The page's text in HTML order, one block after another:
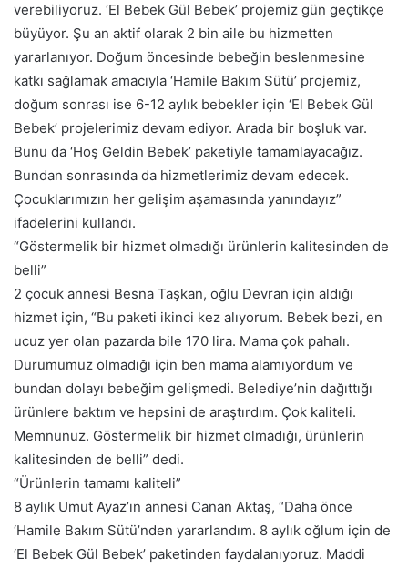
verebiliyoruz. ‘El Bebek Gül Bebek’ projemiz gün geçtikçe
büyüyor. Şu an aktif olarak 2 bin aile bu hizmetten
yararlanıyor. Doğum öncesinde bebeğin beslenmesine
katkı sağlamak amacıyla ‘Hamile Bakım Sütü’ projemiz,
doğum sonrası ise 6-12 aylık bebekler için ‘El Bebek Gül
Bebek’ projelerimiz devam ediyor. Arada bir boşluk var.
Bunu da ‘Hoş Geldin Bebek’ paketiyle tamamlayacağız.
Bundan sonrasında da hizmetlerimiz devam edecek.
Çocuklarımızın her gelişim aşamasında yanındayız”
ifadelerini kullandı.
“Göstermelik bir hizmet olmadığı ürünlerin kalitesinden de
belli”
2 çocuk annesi Besna Taşkan, oğlu Devran için aldığı
hizmet için, “Bu paketi ikinci kez alıyorum. Bebek bezi, en
ucuz yer olan pazarda bile 170 lira. Mama çok pahalı.
Durumumuz olmadığı için ben mama alamıyordum ve
bundan dolayı bebeğim gelişmedi. Belediye’nin dağıttığı
ürünlere baktım ve hepsini de araştırdım. Çok kaliteli.
Memnunuz. Göstermelik bir hizmet olmadığı, ürünlerin
kalitesinden de belli” dedi.
“Ürünlerin tamamı kaliteli”
8 aylık Umut Ayaz’ın annesi Canan Aktaş, “Daha önce
‘Hamile Bakım Sütü’nden yararlandım. 8 aylık oğlum için de
‘El Bebek Gül Bebek’ paketinden faydalanıyoruz. Maddi